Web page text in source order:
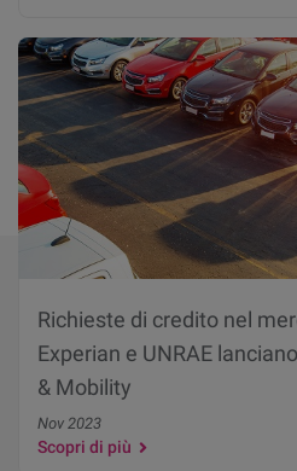
Richieste di credito nel
Experian e UNRAE
& Mobility
Nov 2023
Scopri di più